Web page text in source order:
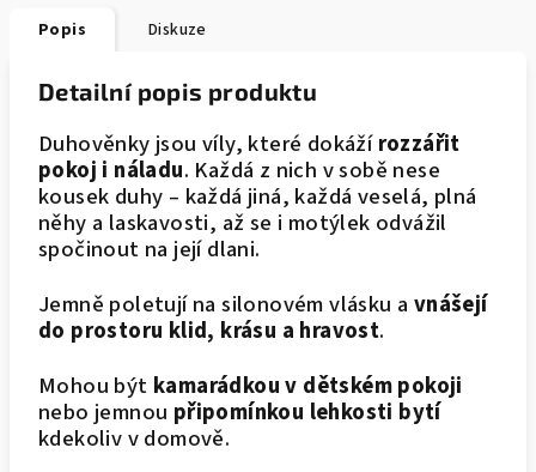
Popis Diskuze
Detailní popis produktu
Duhověnky jsou víly, které dokážírozzářit
pokoj i náladu. Každá z nich v sobě nese
kousek duhy – každá jiná, každá veselá, plná
něhy a laskavosti, až se i motýlek odvážil
spočinout na její dlani.
Jemně poletují na silonovém vlásku a vnášejí
do prostoru klid, krásu a hravost.
Mohou být kamarádkou v dětském pokoji
nebo jemnou připomínkou lehkosti bytí
kdekoliv v domově.